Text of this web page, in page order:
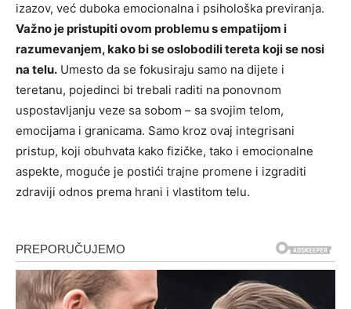
izazov, već duboka emocionalna i psihološka previranja.
Važno je pristupiti ovom problemu s empatijom i
razumevanjem, kako bi se oslobodili tereta koji se nosi
na telu. Umesto da se fokusiraju samo na dijete i
teretanu, pojedinci bi trebali raditi na ponovnom
uspostavljanju veze sa sobom – sa svojim telom,
emocijama i granicama. Samo kroz ovaj integrisani
pristup, koji obuhvata kako fizičke, tako i emocionalne
aspekte, moguće je postići trajne promene i izgraditi
zdraviji odnos prema hrani i vlastitom telu.